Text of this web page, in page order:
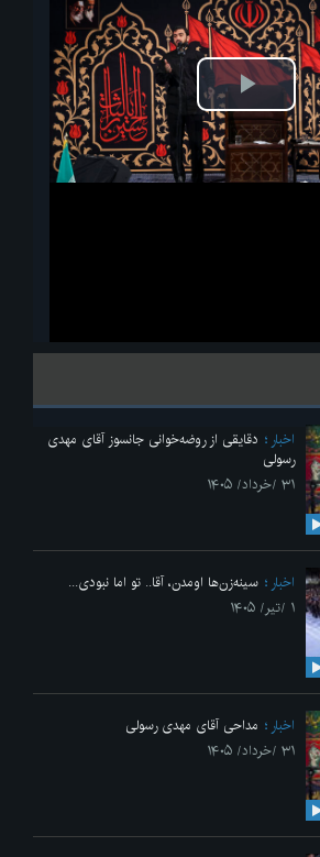
پخش
ویدیو
اربعین امام حسین(ع) در مراسم عزاداری هیئات
اخبار
دقایقی از روضه‌خوانی جانسوز آقای مهدی
رسولی
۳۱ /خرداد/ ۱۴۰۵
اخبار
سینه‌زن‌ها اومدن،‌ آقا.. تو اما نبودی...
۱ /تیر/ ۱۴۰۵
اخبار
مداحی آقای مهدی رسولی
۳۱ /خرداد/ ۱۴۰۵